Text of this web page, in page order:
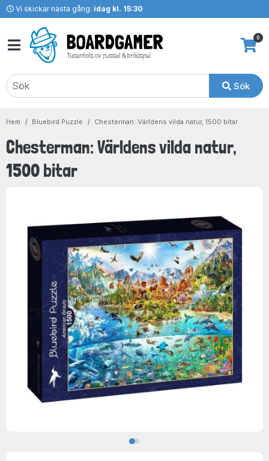
Vi skickar nästa gång: idag kl. 15:30
Sök
0
Hem Bluebird Puzzle Chesterman: Världens vilda natur, 1500 bitar
Chesterman: Världens vilda natur,
1500 bitar